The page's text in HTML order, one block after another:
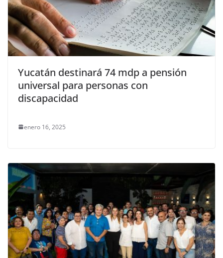
Yucatán destinará 74 mdp a pensión
universal para personas con
discapacidad
enero 16, 2025